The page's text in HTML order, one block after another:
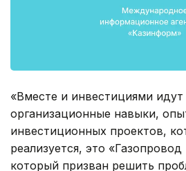
«Вместе и инвестициями идут
организационные навыки,
инвестиционных проектов,
реализуется, это
который призван решить